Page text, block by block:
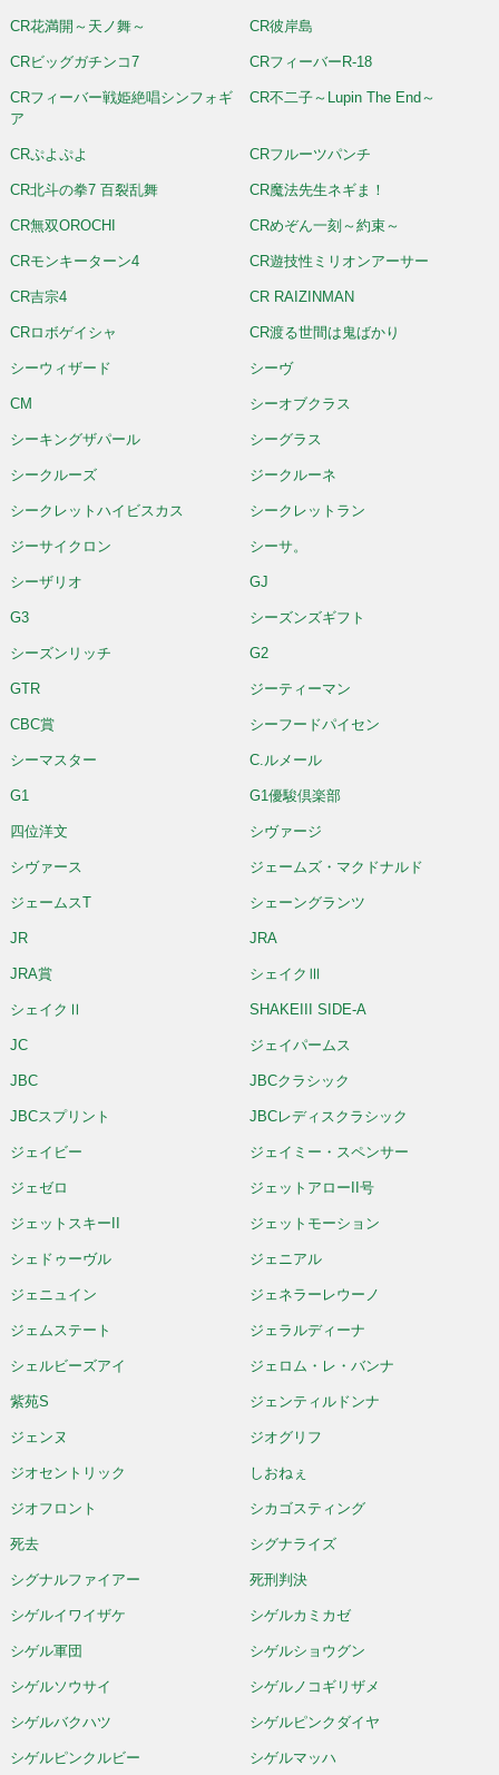
CR花満開～天ノ舞～ CR彼岸島
CRビッグガチンコ7 CRフィーバーR-18
CRフィーバー戦姫絶唱シンフォギ
ア
CR不二子～Lupin The End～
CRぷよぷよ CRフルーツパンチ
CR北斗の拳7 百裂乱舞 CR魔法先生ネギま！
CR無双OROCHI CRめぞん一刻～約束～
CRモンキーターン4 CR遊技性ミリオンアーサー
CR吉宗4 CR RAIZINMAN
CRロボゲイシャ CR渡る世間は鬼ばかり
シーウィザード シーヴ
CM シーオブクラス
シーキングザパール シーグラス
シークルーズ ジークルーネ
シークレットハイビスカス シークレットラン
ジーサイクロン シーサ。
シーザリオ GJ
G3 シーズンズギフト
シーズンリッチ G2
GTR ジーティーマン
CBC賞 シーフードパイセン
シーマスター C.ルメール
G1 G1優駿倶楽部
四位洋文 シヴァージ
シヴァース ジェームズ・マクドナルド
ジェームスT シェーングランツ
JR JRA
JRA賞 シェイクⅢ
シェイクⅡ SHAKEIII SIDE-A
JC ジェイパームス
JBC JBCクラシック
JBCスプリント JBCレディスクラシック
ジェイビー ジェイミー・スペンサー
ジェゼロ ジェットアローII号
ジェットスキーII ジェットモーション
シェドゥーヴル ジェニアル
ジェニュイン ジェネラーレウーノ
ジェムステート ジェラルディーナ
シェルビーズアイ ジェロム・レ・バンナ
紫苑S ジェンティルドンナ
ジェンヌ ジオグリフ
ジオセントリック しおねぇ
ジオフロント シカゴスティング
死去 シグナライズ
シグナルファイアー 死刑判決
シゲルイワイザケ シゲルカミカゼ
シゲル軍団 シゲルショウグン
シゲルソウサイ シゲルノコギリザメ
シゲルバクハツ シゲルピンクダイヤ
シゲルピンクルビー シゲルマッハ